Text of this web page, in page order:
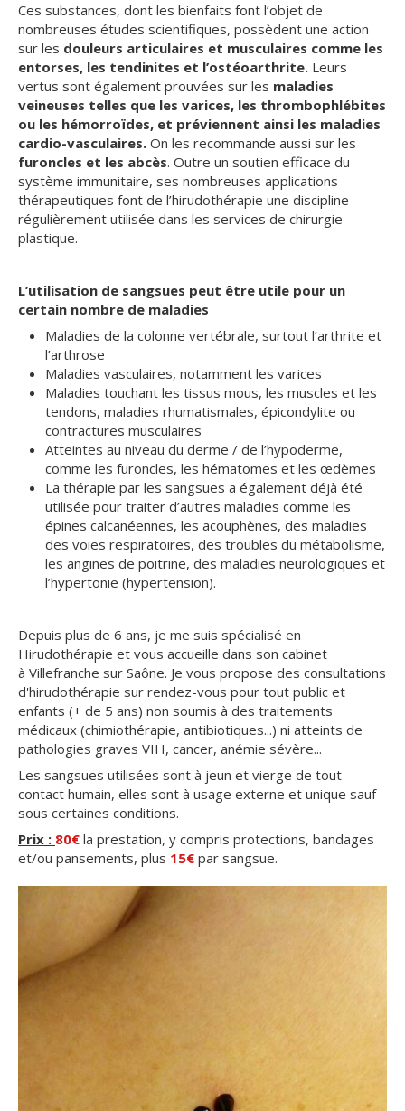
Ces substances, dont les bienfaits font l’objet de
nombreuses études scientifiques, possèdent une action
sur les douleurs articulaires et musculaires comme les
entorses, les tendinites et l’ostéoarthrite. Leurs
vertus sont également prouvées sur les maladies
veineuses telles que les varices, les thrombophlébites
ou les hémorroïdes, et préviennent ainsi les maladies
cardio-vasculaires. On les recommande aussi sur les
furoncles et les abcès. Outre un soutien efficace du
système immunitaire, ses nombreuses applications
thérapeutiques font de l’hirudothérapie une discipline
régulièrement utilisée dans les services de chirurgie
plastique.
L’utilisation de sangsues peut être utile pour un
certain nombre de maladies
Maladies de la colonne vertébrale, surtout l’arthrite et
l’arthrose
Maladies vasculaires, notamment les varices
Maladies touchant les tissus mous, les muscles et les
tendons, maladies rhumatismales, épicondylite ou
contractures musculaires
Atteintes au niveau du derme / de l’hypoderme,
comme les furoncles, les hématomes et les œdèmes
La thérapie par les sangsues a également déjà été
utilisée pour traiter d’autres maladies comme les
épines calcanéennes, les acouphènes, des maladies
des voies respiratoires, des troubles du métabolisme,
les angines de poitrine, des maladies neurologiques et
l’hypertonie (hypertension).
Depuis plus de 6 ans, je me suis spécialisé en
Hirudothérapie et vous accueille dans son cabinet
à Villefranche sur Saône. Je vous propose des consultations
d'hirudothérapie sur rendez-vous pour tout public et
enfants (+ de 5 ans) non soumis à des traitements
médicaux (chimiothérapie, antibiotiques...) ni atteints de
pathologies graves VIH, cancer, anémie sévère...
Les sangsues utilisées sont à jeun et vierge de tout
contact humain, elles sont à usage externe et unique sauf
sous certaines conditions.
Prix : 80€ la prestation, y compris protections, bandages
et/ou pansements, plus 15€ par sangsue.